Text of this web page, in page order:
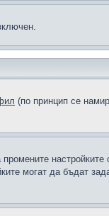
(по принцип се
могат да бъдат